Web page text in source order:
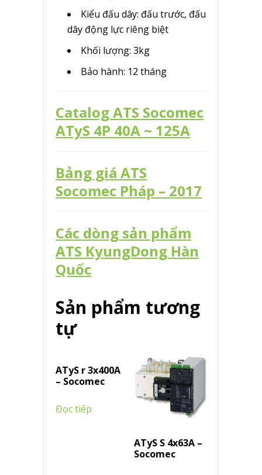
Kiểu đấu dây: đấu trước, đấu
dây động lực riêng biệt
Khối lượng: 3kg
Bảo hành: 12 tháng
Catalog ATS Socomec
ATyS 4P 40A ~ 125A
Bảng giá ATS
Socomec Pháp – 2017
Các dòng sản phẩm
ATS KyungDong Hàn
Quốc
Sản phẩm tương
tự
ATyS r 3x400A
– Socomec
Đọc tiếp
ATyS S 4x63A –
Socomec